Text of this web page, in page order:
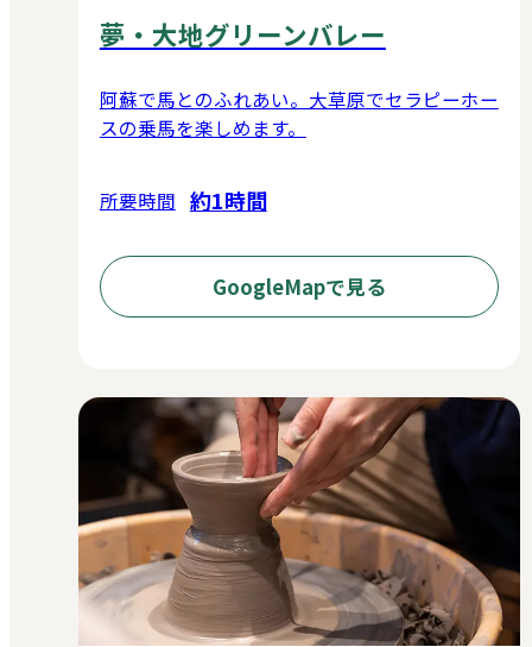
夢・大地グリーンバレー
阿蘇で馬とのふれあい。大草原でセラピーホー
スの乗馬を楽しめます。
所要時間 約1時間
GoogleMapで見る